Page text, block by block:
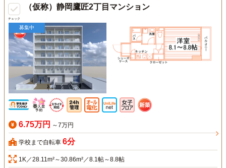
チェック
（仮称）静岡鷹匠2丁目マンション
募集中
6.75万円 ～7万円
学校まで自転車 6分
1K／28.11m²～30.86m²／8.1帖～8.8帖